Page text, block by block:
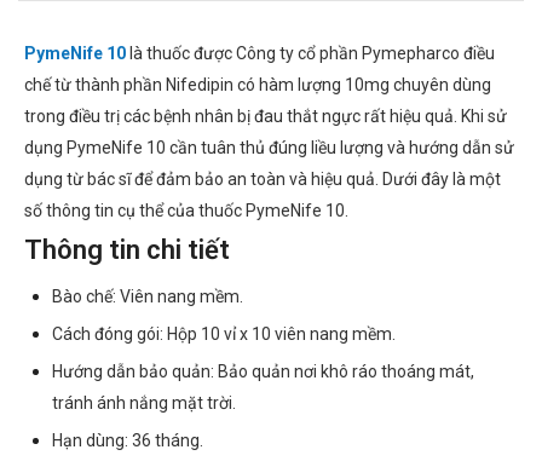
PymeNife 10 là thuốc được Công ty cổ phần Pymepharco điều
chế từ thành phần Nifedipin có hàm lượng 10mg chuyên dùng
trong điều trị các bệnh nhân bị đau thắt ngực rất hiệu quả. Khi sử
dụng PymeNife 10 cần tuân thủ đúng liều lượng và hướng dẫn sử
dụng từ bác sĩ để đảm bảo an toàn và hiệu quả. Dưới đây là một
số thông tin cụ thể của thuốc PymeNife 10.
Thông tin chi tiết
Bào chế: Viên nang mềm.
Cách đóng gói: Hộp 10 vỉ x 10 viên nang mềm.
Hướng dẫn bảo quản: Bảo quản nơi khô ráo thoáng mát,
tránh ánh nắng mặt trời.
Hạn dùng: 36 tháng.